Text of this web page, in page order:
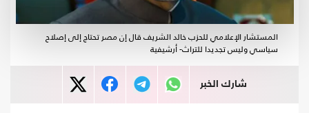
المستشار الإعلامي للحزب خالد الشريف قال إن مصر تحتاج إلى إصلاح
سياسي وليس تجديدا للتراث- أرشيفية
شارك الخبر